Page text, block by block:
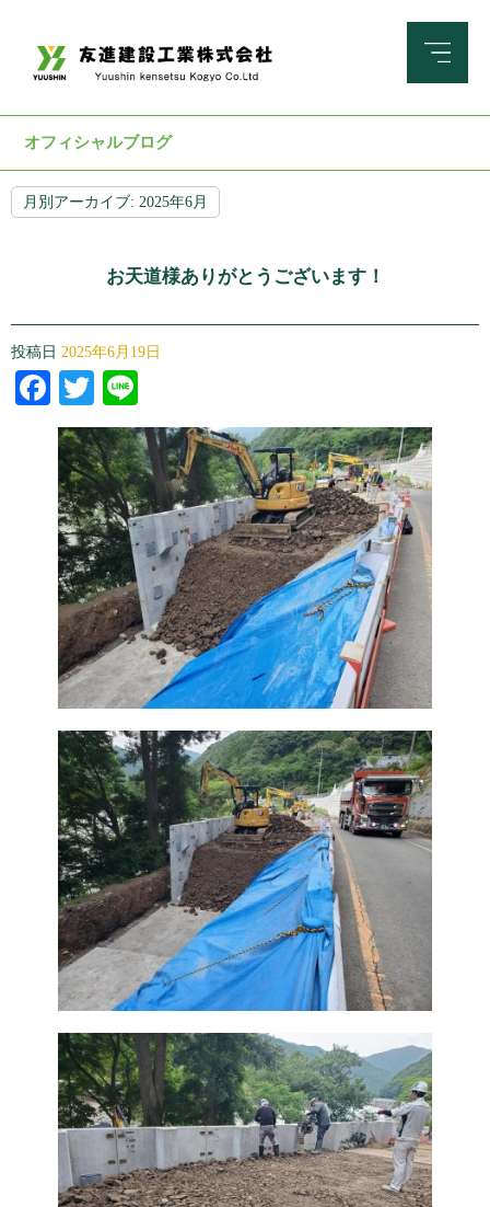
オフィシャルブログ
月別アーカイブ: 2025年6月
お天道様ありがとうございます！
投稿日 2025年6月19日
Facebook
Twitter